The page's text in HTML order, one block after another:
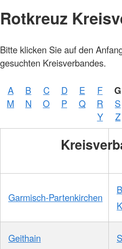
Rotkreuz
Bitte klicken Sie auf den
gesuchten Kreisverbandes.
A B C D E F G
M
N O P Q R S
Y
Z
Garmisch-Partenkirchen
Geithain